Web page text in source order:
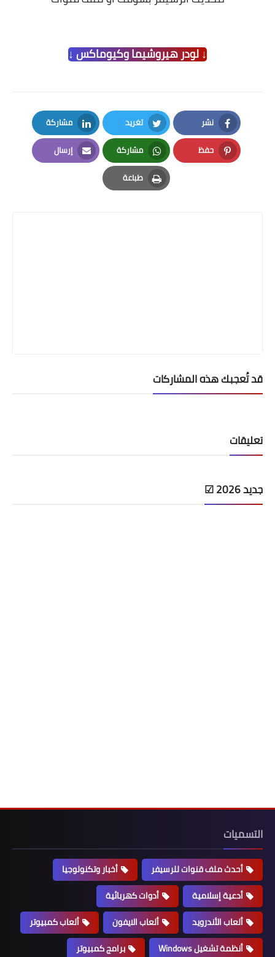
↓ لودر هيروشيما وكيوماكس ↓
نشر
Facebook
تغريد
Twitter
مشاركة
LinkedIn
حفظ
Pinterest
مشاركة
Whatsapp
إرسال
Email
طباعة
Print
قد تُعجبك هذه المشاركات
تعليقات
جديد 2026 ☑
التسميات
أحدث ملف قنوات للرسيفر
أخبار وتكنولوجيا
أدعية إسلامية
أدوات كهربائية
ألعاب الأندرويد
ألعاب الايفون
ألعاب كمبيوتر
أنظمة تشغيل Windows
برامج كمبيوتر